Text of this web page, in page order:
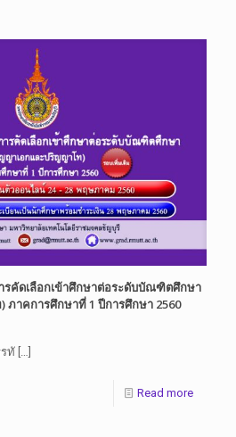
รคัดเลือกเข้าศึกษาต่อระดับบัณฑิตศึกษา
าคการศึกษาที่ 1 ปีการศึกษา 2560
ทั
Read more